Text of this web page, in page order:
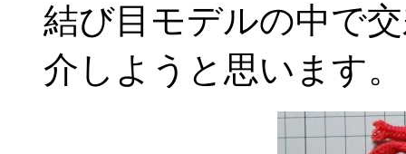
結び目モデルの中で
介しようと思います。